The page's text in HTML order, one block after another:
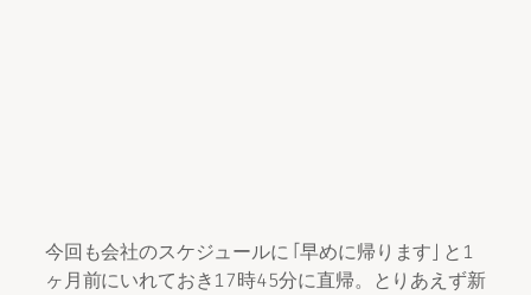
今回も会社のスケジュールに「早めに帰ります」と1
ヶ月前にいれておき17時45分に直帰。とりあえず新